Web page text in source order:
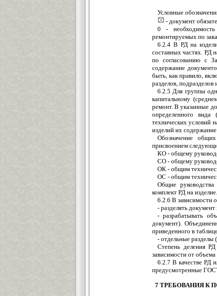
Условные
- документ
0 - необходимость
ремонтируемых по
6.2.4 В РД на
составных частях. РД
по согласованию с
содержание
быть, как правило,
разделов, подразделов
6.2.5 Для группы
капитальному
ремонт. В указанные
определенного
технических условий
изделий их
Обозначение
присвоением
КО - общему
СО - общему
ОК - общим
ОС - общим
Общие
комплект РД на изделие.
6.2.6 В зависимости
- разделять
- разрабатывать
документ).
приведенного в
- отдельные разделы
Степень деления
зависимости от
6.2.7 В качестве РД
предусмотренные
7 ТРЕБОВАНИЯ